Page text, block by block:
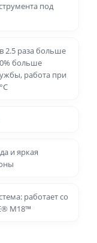
под
2.5 раза больше
больше
работа при
и яркая
работает со
M18™